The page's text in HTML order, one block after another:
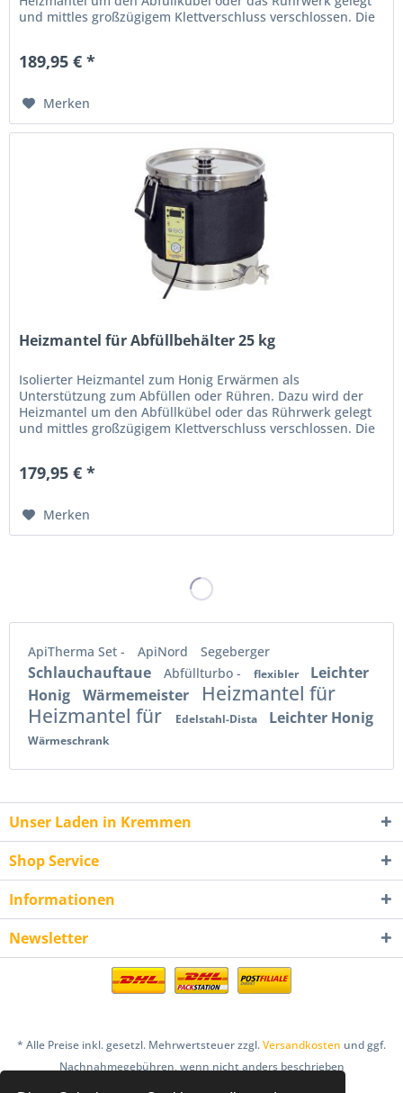
und mittles großzügigem Klettverschluss verschlossen. Die
189,95 € *
Merken
Heizmantel für Abfüllbehälter 25 kg
Isolierter Heizmantel zum Honig Erwärmen als
Unterstützung zum Abfüllen oder Rühren. Dazu wird der
Heizmantel um den Abfüllkübel oder das Rührwerk gelegt
und mittles großzügigem Klettverschluss verschlossen. Die
179,95 € *
Merken
ApiTherma Set - ApiNord Segeberger
Schlauchauftaue Abfüllturbo - flexibler
Leichter
Honig
Wärmemeister
Heizmantel für
Heizmantel für
Edelstahl-Dista Leichter Honig
Wärmeschrank
Unser Laden in Kremmen
Shop Service
Informationen
Newsletter
* Alle Preise inkl. gesetzl. Mehrwertsteuer zzgl.Versandkosten und ggf.
Nachnahmegebühren, wenn nicht anders beschrieben